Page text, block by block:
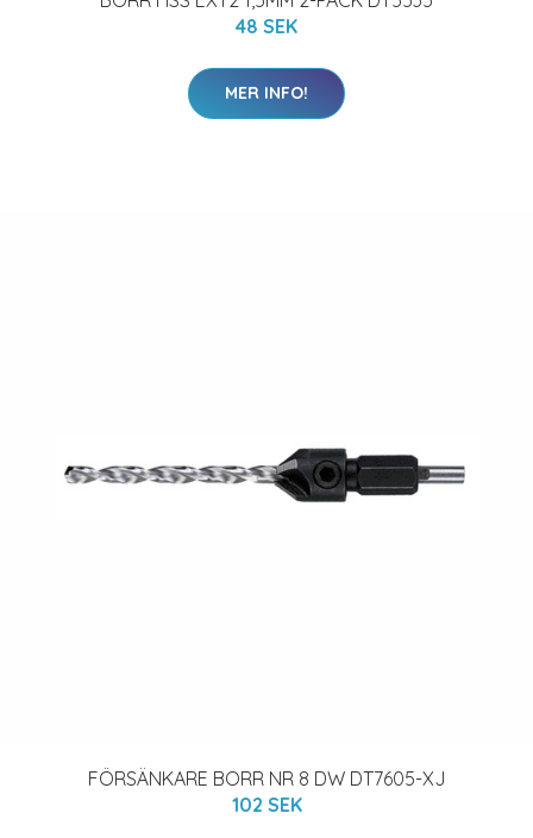
48 SEK
MER INFO!
FÖRSÄNKARE BORR NR 8 DW DT7605-XJ
102 SEK